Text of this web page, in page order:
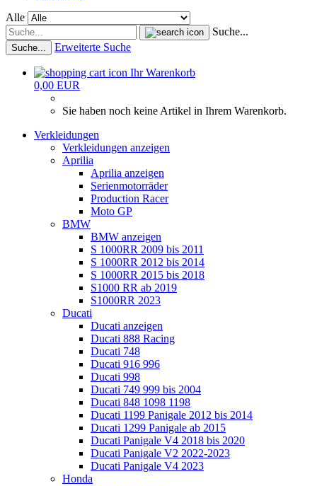
Alle
Suche...
Suche... Erweiterte Suche
Ihr Warenkorb
0,00 EUR
Sie haben noch keine Artikel in Ihrem Warenkorb.
Verkleidungen
Verkleidungen anzeigen
Aprilia
Aprilia anzeigen
Serienmotorräder
Production Racer
Moto GP
BMW
BMW anzeigen
S 1000RR 2009 bis 2011
S 1000RR 2012 bis 2014
S 1000RR 2015 bis 2018
S1000 RR ab 2019
S1000RR 2023
Ducati
Ducati anzeigen
Ducati 888 Racing
Ducati 748
Ducati 916 996
Ducati 998
Ducati 749 999 bis 2004
Ducati 848 1098 1198
Ducati 1199 Panigale 2012 bis 2014
Ducati 1299 Panigale ab 2015
Ducati Panigale V4 2018 bis 2020
Ducati Panigale V2 2022-2023
Ducati Panigale V4 2023
Honda